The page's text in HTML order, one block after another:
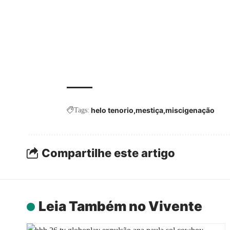
Tags: helo tenorio mestiça miscigenação
Compartilhe este artigo
Leia Também no Vivente